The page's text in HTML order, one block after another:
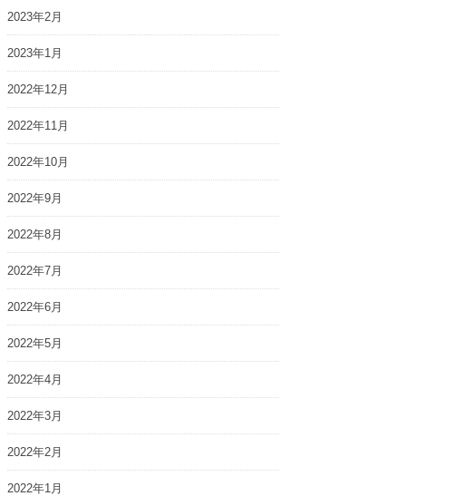
2023年2月
2023年1月
2022年12月
2022年11月
2022年10月
2022年9月
2022年8月
2022年7月
2022年6月
2022年5月
2022年4月
2022年3月
2022年2月
2022年1月